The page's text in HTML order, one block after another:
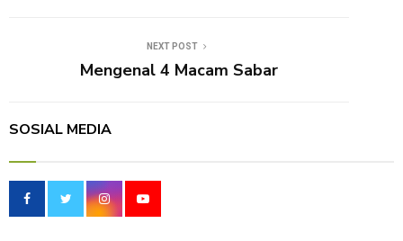
NEXT POST
Mengenal 4 Macam Sabar
SOSIAL MEDIA